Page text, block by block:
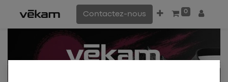
0
Contactez-nous